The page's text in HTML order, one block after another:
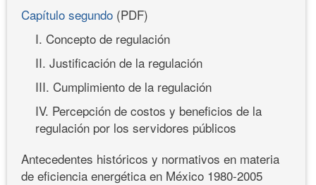
Capítulo segundo (PDF)
I. Concepto de regulación
II. Justificación de la regulación
III. Cumplimiento de la regulación
IV. Percepción de costos y beneficios de la
regulación por los servidores públicos
Antecedentes históricos y normativos en materia
de eficiencia energética en México 1980-2005